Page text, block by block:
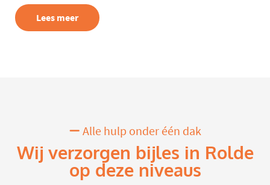
Lees meer
Alle hulp onder één dak
Wij verzorgen bijles in Rolde
op deze niveaus